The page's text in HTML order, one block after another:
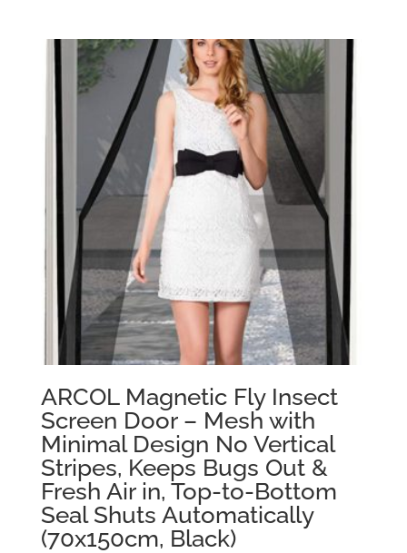
ARCOL Magnetic Fly Insect
Screen Door – Mesh with
Minimal Design No Vertical
Stripes, Keeps Bugs Out &
Fresh Air in, Top-to-Bottom
Seal Shuts Automatically
(70x150cm, Black)